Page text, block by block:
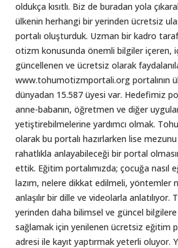
oldukça kısıtlı. Biz de buradan yola
ülkenin herhangi bir yerinden ücretsiz
portalı oluşturduk. Uzman bir kadro
otizm konusunda önemli bilgiler içeren,
güncellenen ve ücretsiz olarak
www.tohumotizmportali.org portalının
dünyadan 15.587 üyesi var. Hedefimiz
anne-babanın, öğretmen ve diğer
yetiştirebilmelerine yardımcı olmak.
olarak bu portalı hazırlarken lise
rahatlıkla anlayabileceği bir portal
ettik. Eğitim portalımızda; çocuğa nasıl
lazım, nelere dikkat edilmeli, yöntemler
anlaşılır bir dille ve videolarla anlatılıyor.
yerinden daha bilimsel ve güncel bilgilere
sağlamak için yenilenen ücretsiz eğitim
adresi ile kayıt yaptırmak yeterli oluyor.